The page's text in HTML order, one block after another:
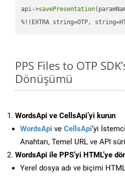
api->savePresentation
%!(EXTRA string=OTP,
PPS Files to OTP
Dönüşümü
WordsApi ve CellsApi’yi kurun
WordsApi ve CellsApi‘yi
Anahtarı, Temel URL ve API
WordsApi ile PPS’yi HTML’ye
Yerel dosya adı ve biçimi